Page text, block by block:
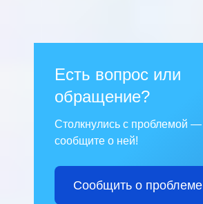
Есть вопрос или
обращение?
Столкнулись с проблемой —
сообщите о ней!
Сообщить о проблеме